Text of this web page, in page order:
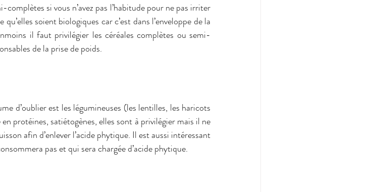
si vous n’avez pas l’habitude pour ne pas irriter
soient biologiques car c’est dans l’enveloppe de la
il faut privilégier les céréales complètes ou semi-
de la prise de poids.
d’oublier est les légumineuses (les lentilles, les haricots
protéines, satiétogènes, elles sont à privilégier mais il ne
afin d’enlever l’acide phytique. Il est aussi intéressant
pas et qui sera chargée d’acide phytique.